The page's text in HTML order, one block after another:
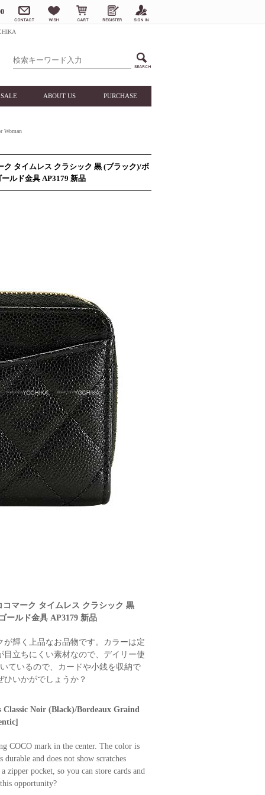
SALE ABOUT US PURCHASE
Woman
タイムレス クラシック 黒 (ブラック)/ボ
ルド金具 AP3179 新品
マーク タイムレス クラシック 黒
ールド金具 AP3179 新品
輝く上品なお品物です。カラーは定
立ちにくい素材なので、デイリー使
ているので、カードや小銭を収納で
いかがでしょうか？
Classic Noir (Black)/Bordeaux Graind
COCO mark in the center. The color is
and does not show scratches
zipper pocket, so you can store cards and
opportunity?